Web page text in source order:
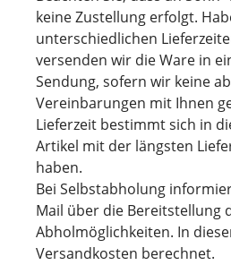
keine Zustellung erfolgt.
unterschiedlichen
versenden wir die Ware in
Sendung, sofern wir keine
Vereinbarungen mit Ihnen
Lieferzeit bestimmt sich in
Artikel mit der längsten
haben.
Bei Selbstabholung
Mail über die Bereitstellung
Abholmöglichkeiten. In
Versandkosten berechnet.